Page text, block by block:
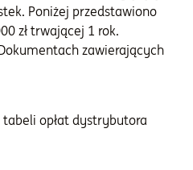
Poniżej przedstawiono
zł trwającej 1 rok.
zawierających
opłat dystrybutora